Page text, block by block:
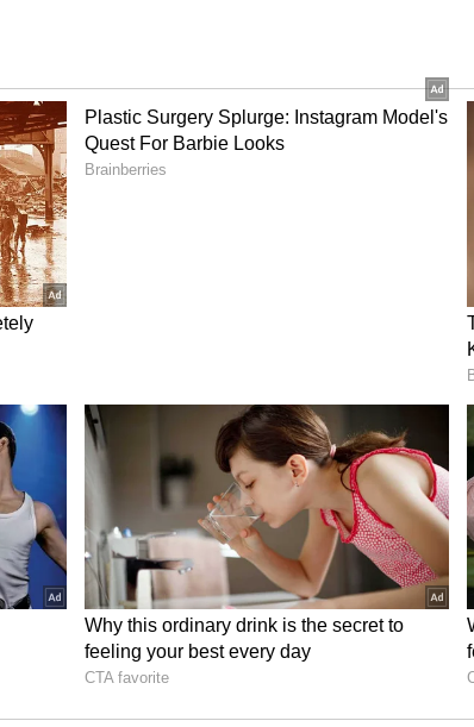
இதுதொடர்பாக போலீசாருக்கு
இடத்திற்கு விரைந்த போலீசார் நித்யாவின்
நாமக்கல் அரசு